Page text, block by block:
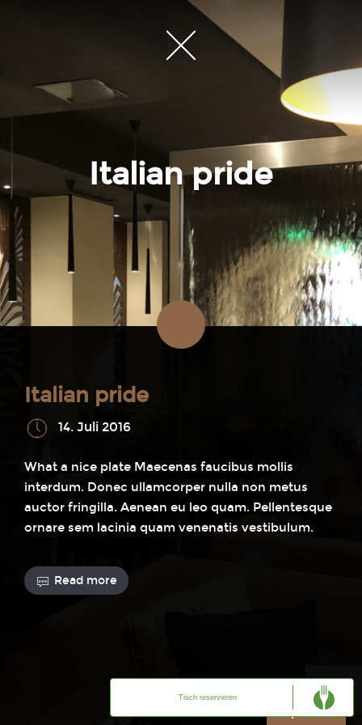
Italian pride
Italian pride
14. Juli 2016
What a nice plate Maecenas faucibus mollis
interdum. Donec ullamcorper nulla non metus
auctor fringilla. Aenean eu leo quam. Pellentesque
ornare sem lacinia quam venenatis vestibulum.
Read more
Sprache
Tisch reservieren